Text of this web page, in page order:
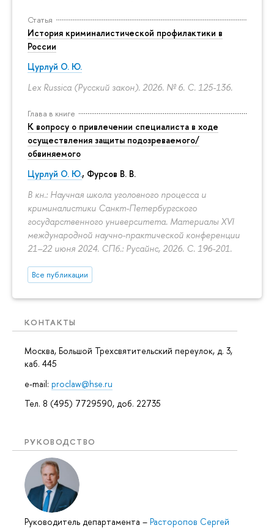
Статья
История криминалистической профилактики в
России
Цурлуй О. Ю.
Lex Russica (Русский закон). 2026. № 6. С. 125-136.
Глава в книге
К вопросу о привлечении специалиста в ходе
осуществления защиты подозреваемого/
обвиняемого
Цурлуй О. Ю., Фурсов В. В.
В кн.: Научная школа уголовного процесса и
криминалистики Санкт-Петербургского
государственного университета. Материалы XVI
международной научно-практической конференции
21–22 июня 2024. СПб.: Русайнс, 2026. С. 196-201.
Все публикации
КОНТАКТЫ
Москва, Большой Трехсвятительский переулок, д. 3,
каб. 445
e-mail: proclaw@hse.ru
Тел. 8 (495) 7729590, доб. 22735
РУКОВОДСТВО
Руководитель департамента – Расторопов Сергей